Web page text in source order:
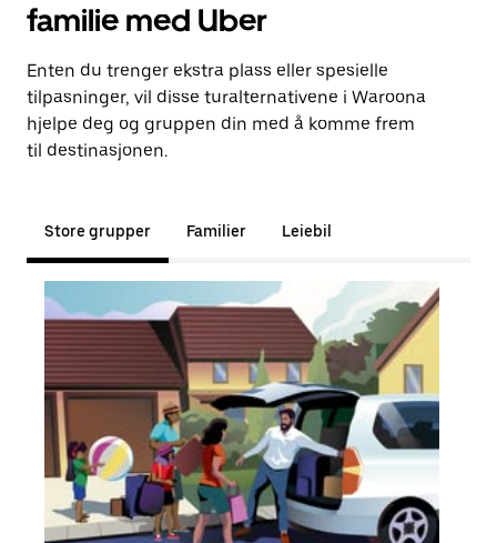
familie med Uber
Enten du trenger ekstra plass eller spesielle
tilpasninger, vil disse turalternativene i Waroona
hjelpe deg og gruppen din med å komme frem
til destinasjonen.
Store grupper Familier Leiebil